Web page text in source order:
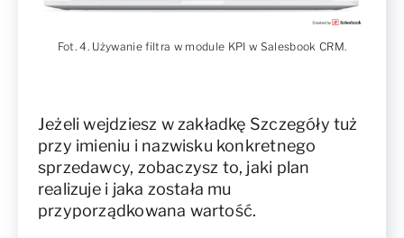
Fot. 4. Używanie filtra w module KPI w Salesbook CRM.
Jeżeli wejdziesz w zakładkę Szczegóły tuż
przy imieniu i nazwisku konkretnego
sprzedawcy, zobaczysz to, jaki plan
realizuje i jaka została mu
przyporządkowana wartość.